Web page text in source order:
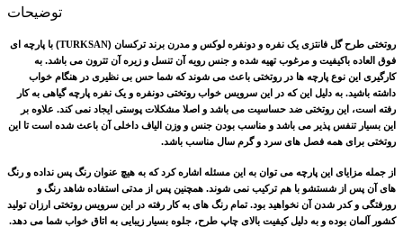
توضیحات
روتختی طرح گل فانتزی یک نفره و دونفره لوکس و مدرن برند ترکسان (
TURKSAN) با پارچه ای
فوق العاده باکیفیت و مرغوب تهیه شده و جنس رویه آن تنسل و زیره آن تترون می باشد. به
کارگیری این نوع پارچه ها در روتختی باعث می شوند که شما حس بی نظیری در هنگام خواب
داشته باشید. به دلیل این که در این سرویس خواب روتختی دونفره و یک نفره پارچه گیاهی به کار
رفته است، این روتختی ضد حساسیت می باشد و اصلا مشکلات پوستی ایجاد نمی کند. علاوه بر
این بسیار تنفس پذیر می باشد و مناسب بودن جنس و وزن الیاف داخلی آن باعث شده است تا این
روتختی برای همه فصل های سرد و گرم سال مناسب باشد.
از جمله مزایای این پارچه می توان به این مسئله اشاره کرد که به هیچ عنوان رنگ پس نداده و رنگ
های آن پس از شستشو با هم ترکیب نمی شوند. همچنین پس از مدتی استفاده شاهد رنگ و
رورفتگی و کدر شدن آن نخواهید بود. تمام رنگ های به کار رفته در این سرویس روتختی ارزان تولید
کشور آلمان بوده و به دلیل کیفیت بالای چاپ طرح، جلوه بسیار زیبایی به اتاق خواب شما می دهد.